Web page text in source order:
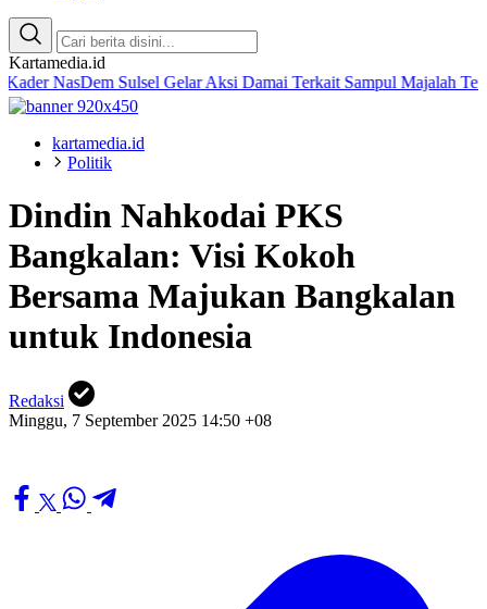
Kartamedia.id
Sulsel Gelar Aksi Damai Terkait Sampul Majalah Tempo
kartamedia.id
Politik
Dindin Nahkodai PKS
Bangkalan: Visi Kokoh
Bersama Majukan Bangkalan
untuk Indonesia
Redaksi
Minggu, 7 September 2025 14:50 +08